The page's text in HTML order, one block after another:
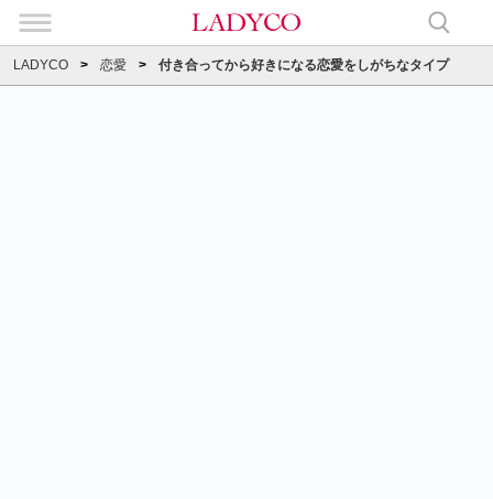
LADYCO 恋愛 付き合ってから好きになる恋愛をしがちなタイプ